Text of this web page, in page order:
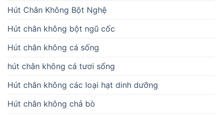
Hút Chân Không Bột Nghệ
Hút chân không bột ngũ cốc
Hút chân không cá sống
hút chân không cá tươi sống
Hút chân không các loại hạt dinh dưỡng
Hút chân không chả bò